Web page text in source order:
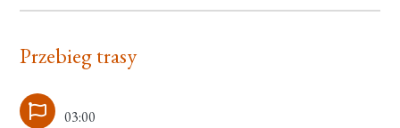
Przebieg trasy
03:00